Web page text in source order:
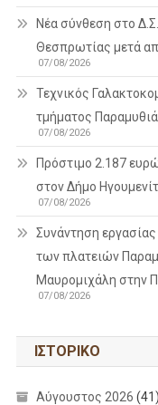
Νέα σύνθεση στο
Θεσπρωτίας μετά
07/08/2026
Τεχνικός
τμήματος
07/08/2026
Πρόστιμο 2.187
στον Δήμο
07/08/2026
Συνάντηση
των πλατειών
Μαυρομιχάλη στην
07/08/2026
ΙΣΤΟΡΙΚΌ
Αύγουστος 2026 (41)